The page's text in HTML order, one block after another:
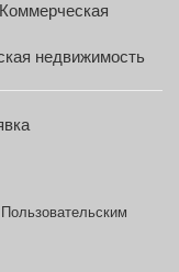
Коммерческая
недвижимость
Пользовательским